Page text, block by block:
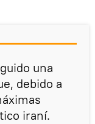
una
debido a
iraní.